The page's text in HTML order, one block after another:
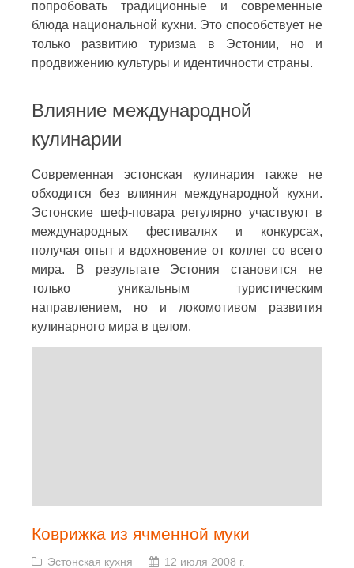
попробовать традиционные и современные
блюда национальной кухни. Это способствует не
только развитию туризма в Эстонии, но и
продвижению культуры и идентичности страны.
Влияние международной
кулинарии
Современная эстонская кулинария также не
обходится без влияния международной кухни.
Эстонские шеф-повара регулярно участвуют в
международных фестивалях и конкурсах,
получая опыт и вдохновение от коллег со всего
мира. В результате Эстония становится не
только уникальным туристическим
направлением, но и локомотивом развития
кулинарного мира в целом.
Коврижка из ячменной муки
Эстонская кухня 12 июля 2008 г.